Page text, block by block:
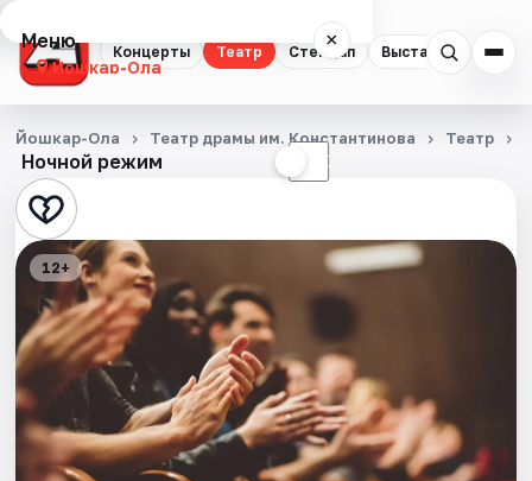
Концерты Театр Стендап Выставки
Меню ×
Йошкар-Ола
Концерты
Театр
Стендап
Выставки
Квесты
Экскурсии
События
Ночной режим ☾
Йошкар-Ола Театр драмы им. Константинова Театр
12+